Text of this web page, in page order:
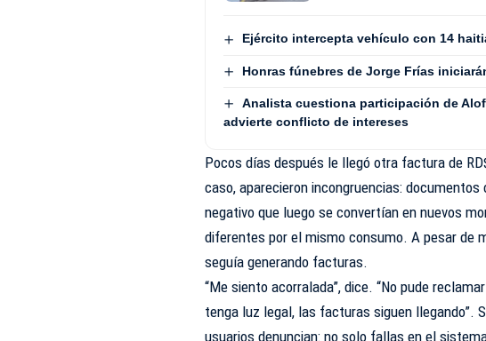
Ejército intercepta vehículo con 14
Honras fúnebres de Jorge Frías
Analista cuestiona participación de
advierte conflicto de intereses
Pocos días después le llegó otra factura de
caso, aparecieron incongruencias:
negativo que luego se convertían en nuevos
diferentes por el mismo consumo. A pesar de
seguía generando facturas.
“Me siento acorralada”, dice. “No pude
tenga luz legal, las facturas siguen llegando”.
usuarios denuncian: no solo fallas en el